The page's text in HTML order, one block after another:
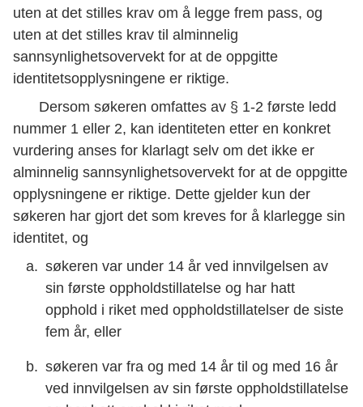
uten at det stilles krav om å legge frem pass, og
uten at det stilles krav til alminnelig
sannsynlighetsovervekt for at de oppgitte
identitetsopplysningene er riktige.
Dersom søkeren omfattes av § 1-2 første ledd
nummer 1 eller 2, kan identiteten etter en konkret
vurdering anses for klarlagt selv om det ikke er
alminnelig sannsynlighetsovervekt for at de oppgitte
opplysningene er riktige. Dette gjelder kun der
søkeren har gjort det som kreves for å klarlegge sin
identitet, og
søkeren var under 14 år ved innvilgelsen av
sin første oppholdstillatelse og har hatt
opphold i riket med oppholdstillatelser de siste
fem år, eller
søkeren var fra og med 14 år til og med 16 år
ved innvilgelsen av sin første oppholdstillatelse